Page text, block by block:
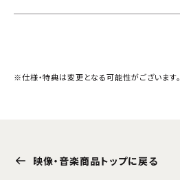
※仕様・特典は変更となる可能性がございます。
映像・音楽商品トップに戻る